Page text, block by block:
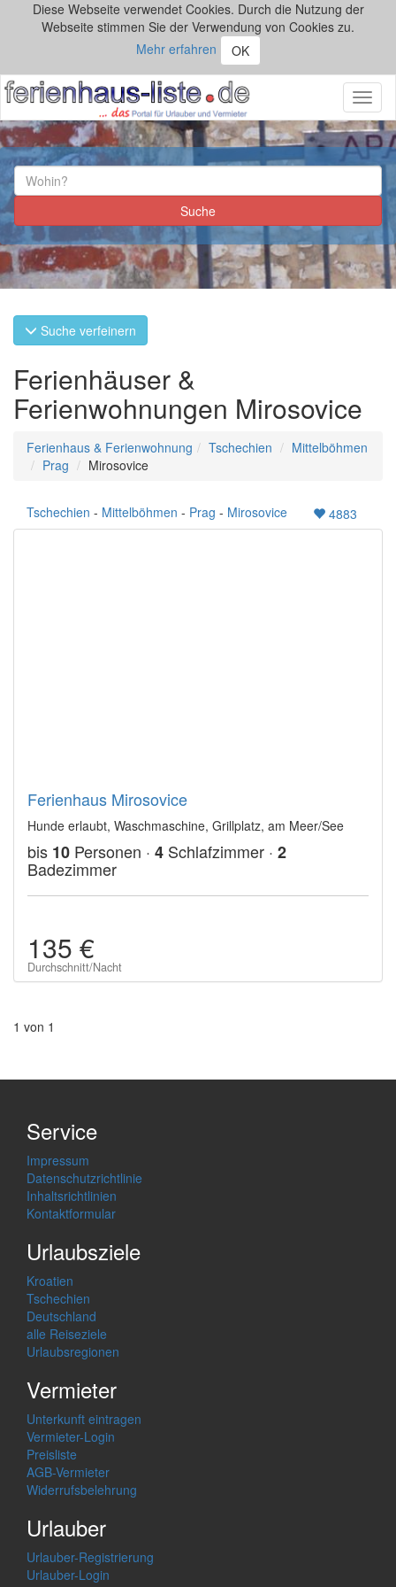
Diese Webseite verwendet Cookies. Durch die Nutzung der
Webseite stimmen Sie der Verwendung von Cookies zu.
Mehr erfahren
OK
Suche verfeinern
Ferienhäuser &
Ferienwohnungen Mirosovice
Ferienhaus & Ferienwohnung Tschechien
Mittelböhmen
Prag
Mirosovice
Tschechien - Mittelböhmen - Prag - Mirosovice 4883
Ferienhaus Mirosovice
Hunde erlaubt, Waschmaschine, Grillplatz, am Meer/See
bis 10 Personen · 4 Schlafzimmer · 2
Badezimmer
135 €
Durchschnitt/Nacht
1 von 1
Service
Impressum
Datenschutzrichtlinie
Inhaltsrichtlinien
Kontaktformular
Urlaubsziele
Kroatien
Tschechien
Deutschland
alle Reiseziele
Urlaubsregionen
Vermieter
Unterkunft eintragen
Vermieter-Login
Preisliste
AGB-Vermieter
Widerrufsbelehrung
Urlauber
Urlauber-Registrierung
Urlauber-Login